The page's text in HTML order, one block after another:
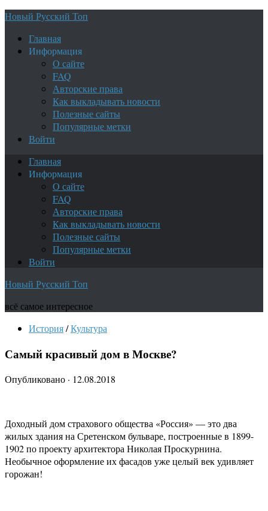
Новый Русский Топ
Главная
Информация
О сайте
FAQ
Авторские права
Как выкладывать новости
Полезные сайты
Популярные метки
Войти
Главная
Информация
О сайте
FAQ
Авторские права
Как выкладывать новости
Полезные сайты
Популярные метки
Войти
Новый Русский Топ
всё самое интересное
История/Культура
Самый красивый дом в Москве?
Опубликовано · 12.08.2018
Доходный дом страхового общества «Россия» — это два
жилых здания на Сретенском бульваре, построенные в 1899-
1902 по проекту архитектора Николая Проскурнина.
Необычное оформление их фасадов уже целый век удивляет
горожан!